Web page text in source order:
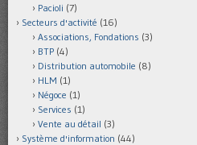
Pacioli (7)
Secteurs d'activité (16)
Associations, Fondations (3)
BTP (4)
Distribution automobile (8)
HLM (1)
Négoce (1)
Services (1)
Vente au détail (3)
Système d'information (44)